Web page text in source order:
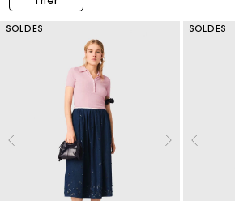
SOLDES SOLDES